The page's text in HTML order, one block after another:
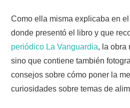
Como ella misma explicaba en
donde presentó el libro y que
periódico La Vanguardia, la obra
sino que contiene también
consejos sobre cómo poner la
curiosidades sobre temas de